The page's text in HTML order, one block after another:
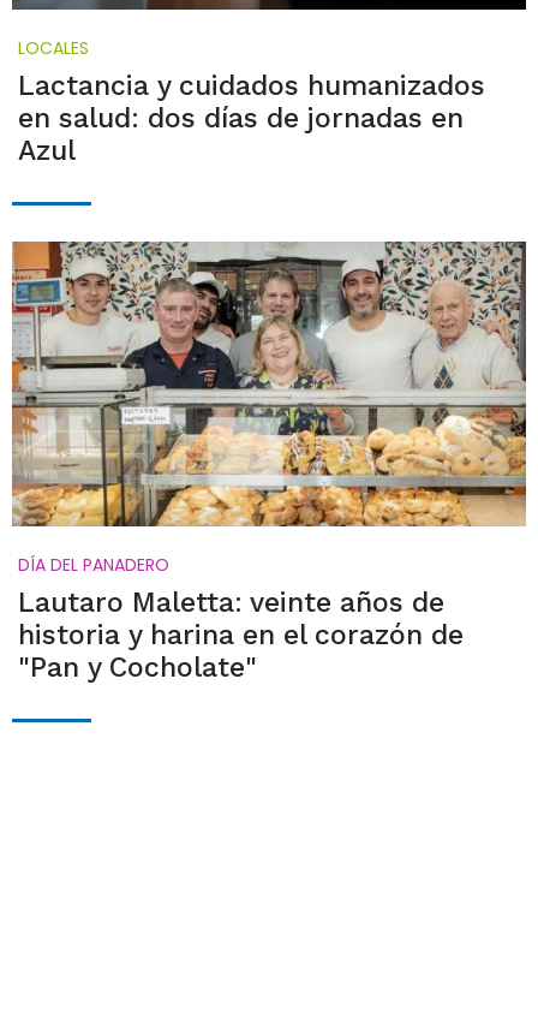
LOCALES
Lactancia y cuidados humanizados
en salud: dos días de jornadas en
Azul
DÍA DEL PANADERO
Lautaro Maletta: veinte años de
historia y harina en el corazón de
"Pan y Cocholate"